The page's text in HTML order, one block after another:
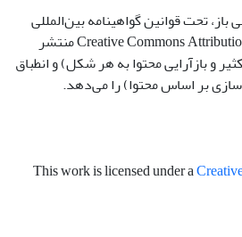
تحت قوانین گواهینامه بین‌المللی
Creative Commons Attribution 4.0 International License منتشر
و بازآرایی محتوا به هر شکل) و انطباق
بر اساس محتوا) را می‌دهد.
This work is licensed under a